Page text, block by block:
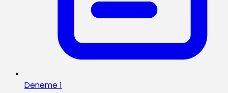
Deneme 1